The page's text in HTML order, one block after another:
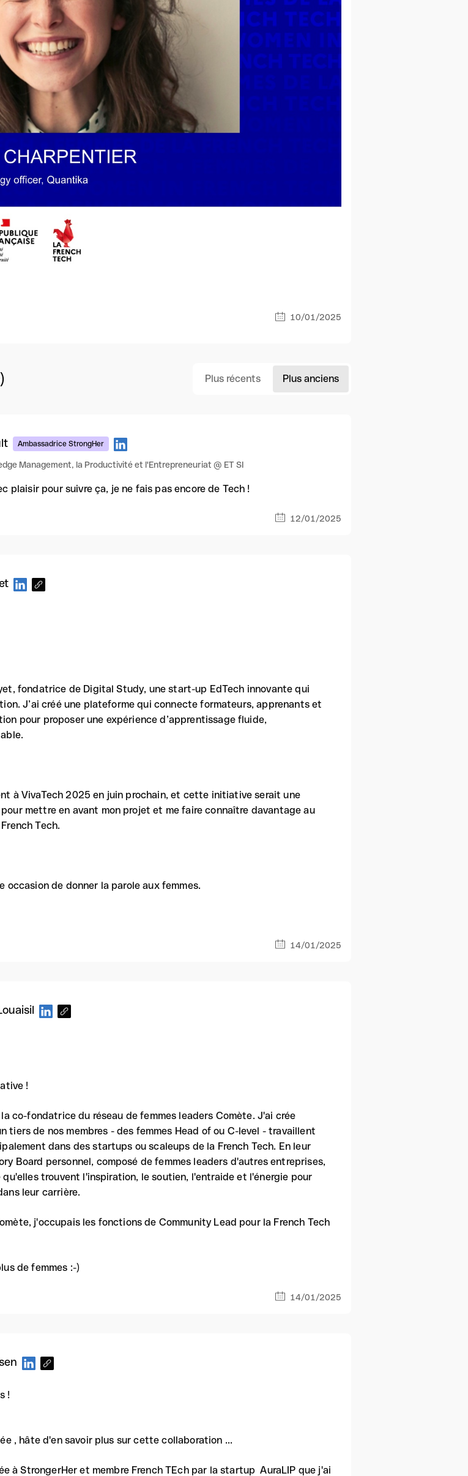
10/01/2025
Plus récents Plus anciens
Ambassadrice StrongHer
Management, la Productivité et l'Entrepreneuriat @ ET SI
plaisir pour suivre ça, je ne fais pas encore de Tech !
12/01/2025
fondatrice de Digital Study, une start-up EdTech innovante qui
J’ai créé une plateforme qui connecte formateurs, apprenants et
pour proposer une expérience d’apprentissage fluide,
à VivaTech 2025 en juin prochain, et cette initiative serait une
mettre en avant mon projet et me faire connaître davantage au
Tech.
occasion de donner la parole aux femmes.
14/01/2025
!
co-fondatrice du réseau de femmes leaders Comète. J'ai crée
tiers de nos membres - des femmes Head of ou C-level - travaillent
dans des startups ou scaleups de la French Tech. En leur
Board personnel, composé de femmes leaders d'autres entreprises,
qu'elles trouvent l'inspiration, le soutien, l'entraide et l'énergie pour
leur carrière.
j'occupais les fonctions de Community Lead pour la French Tech
de femmes :-)
14/01/2025
!
, hâte d'en savoir plus sur cette collaboration ...
à StrongerHer et membre French TEch par la startup AuraLIP que j'ai